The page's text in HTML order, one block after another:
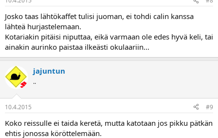
Josko taas lähtökaffet tulisi juoman, ei tohdi calin kanssa
lähteä hurjastelemaan.
Kotariakin pitäisi niputtaa, eikä varmaan ole edes hyvä keli, tai
ainakin aurinko paistaa ilkeästi okulaariin...
jajuntun
..
10.4.2015 #9
Koko reissulle ei taida keretä, mutta katotaan jos pikku pätkän
ehtis jonossa köröttelemään.